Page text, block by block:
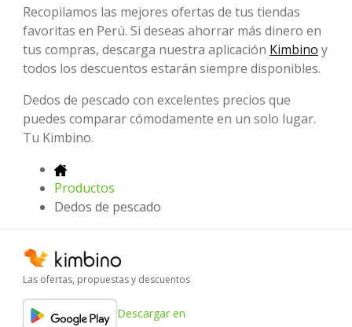
Recopilamos las mejores ofertas de tus tiendas
favoritas en Perú. Si deseas ahorrar más dinero en
tus compras, descarga nuestra aplicación Kimbino y
todos los descuentos estarán siempre disponibles.
Dedos de pescado con excelentes precios que
puedes comparar cómodamente en un solo lugar.
Tu Kimbino.
Productos
Dedos de pescado
Las ofertas, propuestas y descuentos
Descargar en